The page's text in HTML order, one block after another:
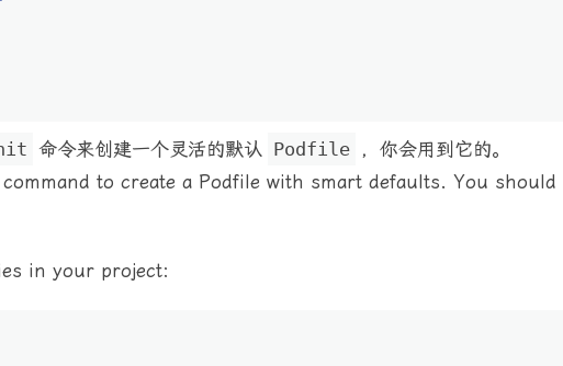
命令来创建一个灵活的默认 Podfile ，你会用到它的。
to create a Podfile with smart defaults. You
in your project: